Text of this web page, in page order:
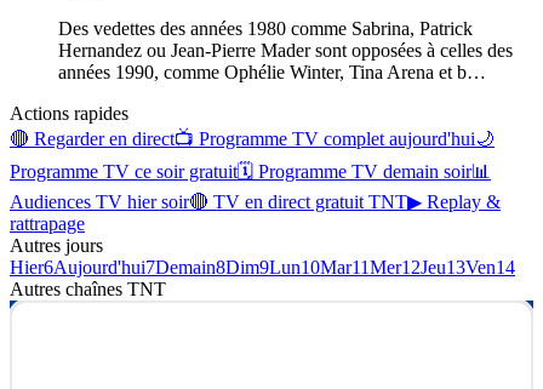
Des vedettes des années 1980 comme Sabrina, Patrick
Hernandez ou Jean-Pierre Mader sont opposées à celles des
années 1990, comme Ophélie Winter, Tina Arena et b…
Actions rapides
🔴 Regarder en direct📺 Programme TV complet aujourd'hui🌙
Programme TV ce soir gratuit🗓 Programme TV demain soir📊
Audiences TV hier soir🔴 TV en direct gratuit TNT▶ Replay &
rattrapage
Autres jours
Hier6Aujourd'hui7Demain8Dim9Lun10Mar11Mer12Jeu13Ven14
Autres chaînes TNT